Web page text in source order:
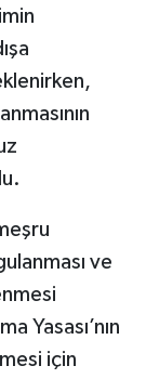
ve
Yasası’nın
için